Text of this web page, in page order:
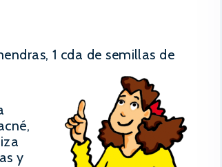
1 cda de semillas de
y